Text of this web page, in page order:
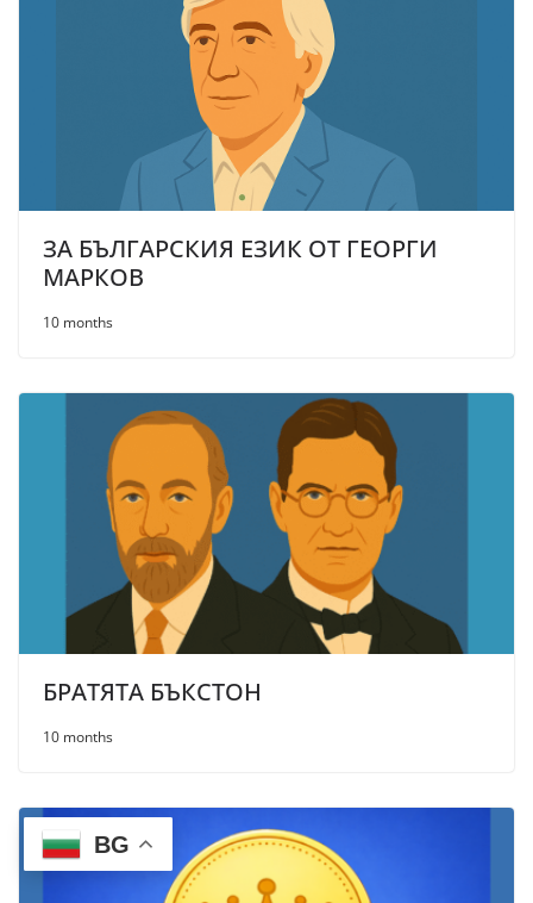
ЗА БЪЛГАРСКИЯ ЕЗИК ОТ ГЕОРГИ
МАРКОВ
10 months
БРАТЯТА БЪКСТОН
10 months
BG